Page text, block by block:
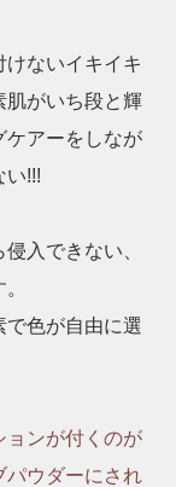
けないイキイキ
肌がいち段と輝
ケアーをしなが
い!!!
入できない、
で色が自由に選
ョンが付くのが
パウダーにされ